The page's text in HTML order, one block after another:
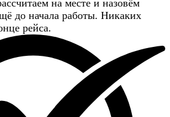
на месте и назовём
до начала работы. Никаких
рейса.